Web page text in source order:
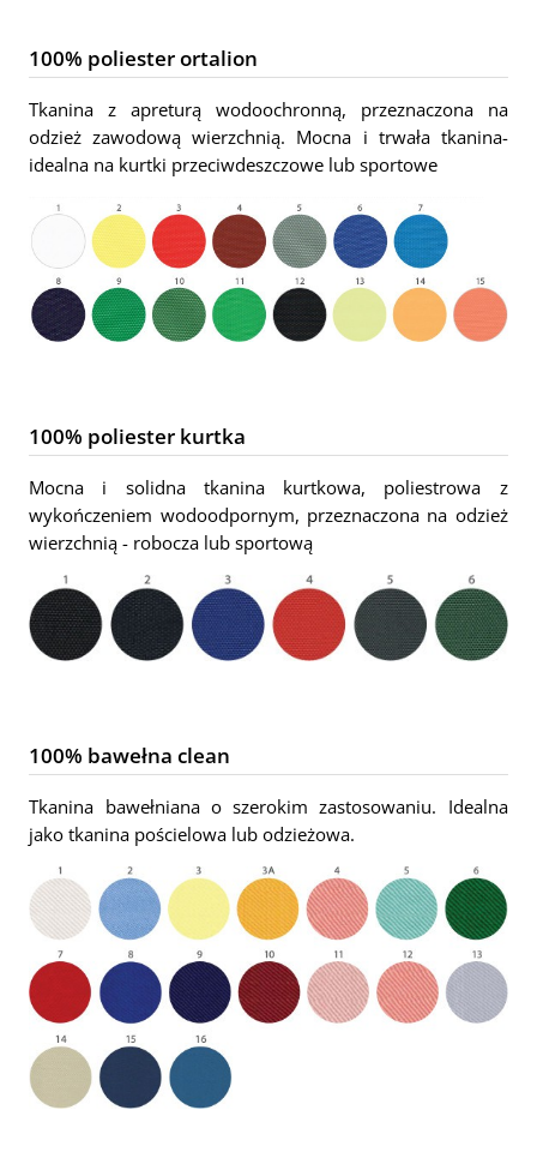
100% poliester ortalion
Tkanina z apreturą wodoochronną, przeznaczona na
odzież zawodową wierzchnią. Mocna i trwała tkanina-
idealna na kurtki przeciwdeszczowe lub sportowe
100% poliester kurtka
Mocna i solidna tkanina kurtkowa, poliestrowa z
wykończeniem wodoodpornym, przeznaczona na odzież
wierzchnią - robocza lub sportową
100% bawełna clean
Tkanina bawełniana o szerokim zastosowaniu. Idealna
jako tkanina pościelowa lub odzieżowa.